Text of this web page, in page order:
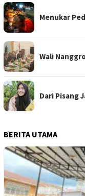
Menukar
Wali
Dari Pisang
BERITA UTAMA